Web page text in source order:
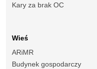
Kary za brak OC
Wieś
ARiMR
Budynek gospodarczy